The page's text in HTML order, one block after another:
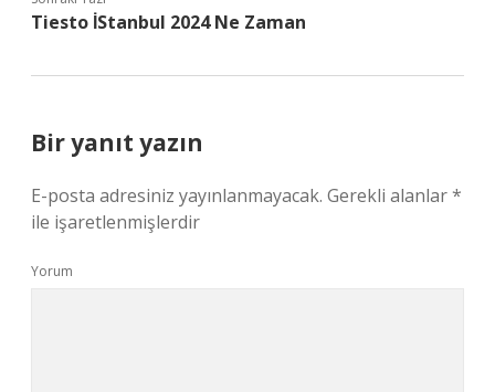
Tiesto İStanbul 2024 Ne Zaman
Bir yanıt yazın
E-posta adresiniz yayınlanmayacak. Gerekli alanlar*
ile işaretlenmişlerdir
Yorum